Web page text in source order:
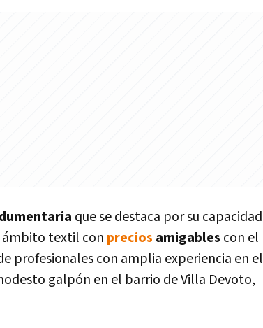
que se destaca por su capacidad
ámbito textil con precios amigables con el
profesionales con amplia experiencia en el
galpón en el barrio de Villa Devoto,